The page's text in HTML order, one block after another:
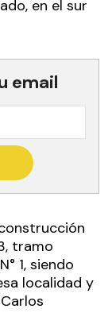
en el sur
email
tramo
1, siendo
localidad y